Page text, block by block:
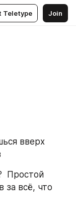
Teletype Join
вверх
Простой
за всё, что